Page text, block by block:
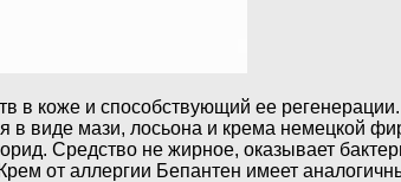
в коже и способствующий ее
в виде мази, лосьона и крема немецкой
Средство не жирное, оказывает
от аллергии Бепантен имеет